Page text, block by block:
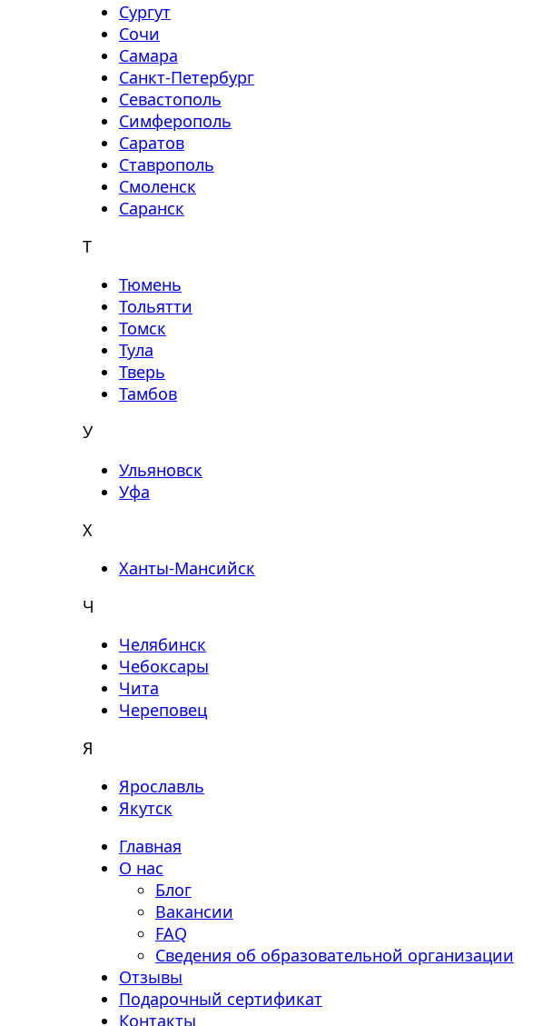
Сургут
Сочи
Самара
Санкт-Петербург
Севастополь
Симферополь
Саратов
Ставрополь
Смоленск
Саранск
Т
Тюмень
Тольятти
Томск
Тула
Тверь
Тамбов
У
Ульяновск
Уфа
Х
Ханты-Мансийск
Ч
Челябинск
Чебоксары
Чита
Череповец
Я
Ярославль
Якутск
Главная
О нас
Блог
Вакансии
FAQ
Сведения об образовательной организации
Отзывы
Подарочный сертификат
Контакты